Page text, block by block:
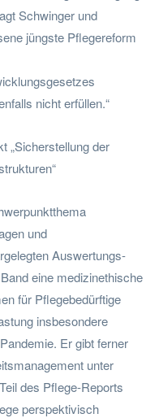
Schwinger und
jüngste Pflegereform
nicht erfüllen.“
„Sicherstellung der
und
Auswertungs-
eine medizinethische
für Pflegebedürftige
insbesondere
Er gibt ferner
unter
des Pflege-Reports
perspektivisch